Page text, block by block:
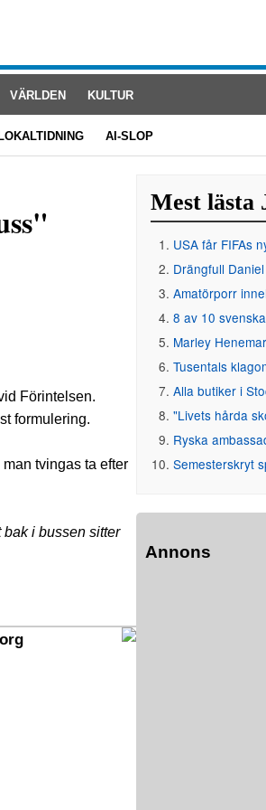
VÄRLDEN KULTUR
LOKALTIDNING AI-SLOP
Förintelsen.
formulering.
tvingas ta efter
i bussen sitter
Mest lästa
USA får FIFAs
Drängfull
Amatörporr
8 av 10
Marley
Tusentals
Alla butiker i
"Livets hårda
Ryska
Semesterskryt
Annons